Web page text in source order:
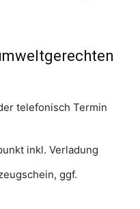
telefonisch Termin
inkl. Verladung
ggf.